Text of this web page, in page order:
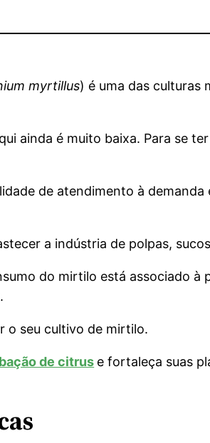
myrtillus) é uma das culturas
ainda é muito baixa. Para se
de atendimento à
a indústria de polpas,
do mirtilo está associado à
o seu cultivo de mirtilo.
de citrus e fortaleça suas